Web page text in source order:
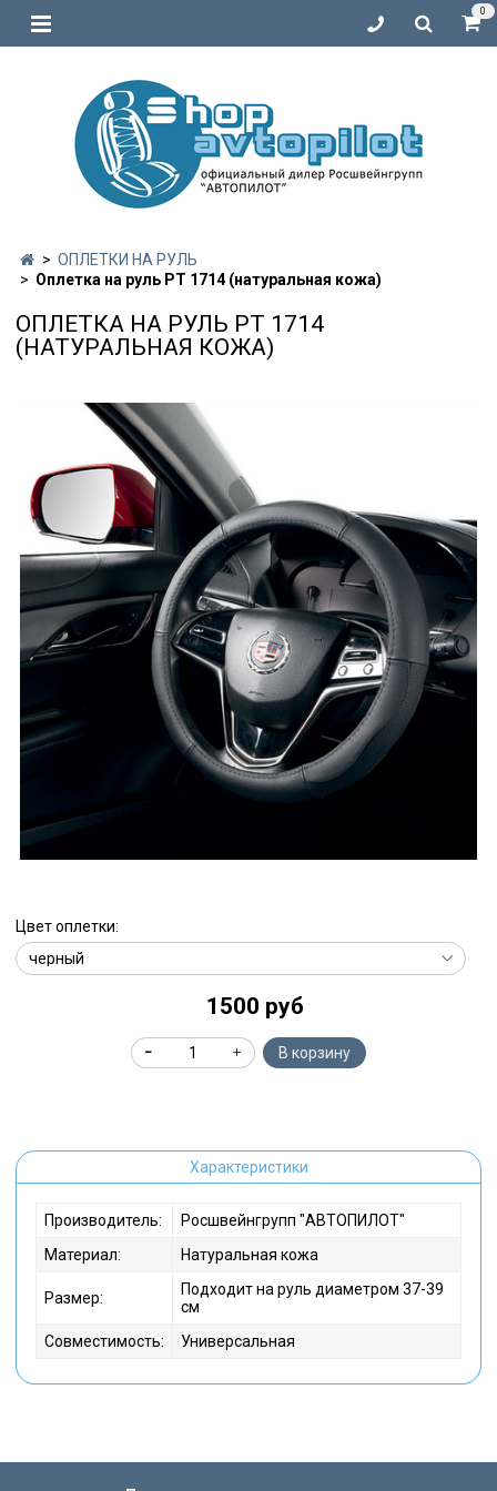
0
ОПЛЕТКИ НА РУЛЬ
Оплетка на руль PT 1714 (натуральная кожа)
ОПЛЕТКА НА РУЛЬ PT 1714
(НАТУРАЛЬНАЯ КОЖА)
Цвет оплетки:
1500 руб
В корзину
Характеристики
Производитель:
Росшвейнгрупп "АВТОПИЛОТ"
Материал:
Натуральная кожа
Размер:
Подходит на руль диаметром 37-39
см
Совместимость:
Универсальная